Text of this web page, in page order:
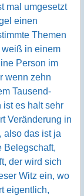
mal umgesetzt
einen
Themen
weiß in einem
Person im
wenn zehn
Tausend-
ist es halt sehr
Veränderung in
also das ist ja
Belegschaft,
der wird sich
Witz ein, wo
eigentlich,